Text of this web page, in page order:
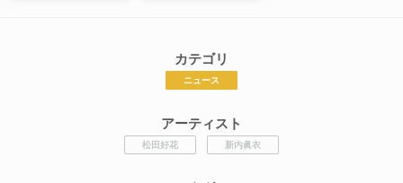
カテゴリ
ニュース
アーティスト
松田好花 新内眞衣